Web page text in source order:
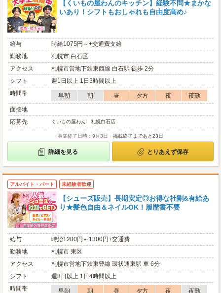
【くいもの屋わんのキッチン】経験不問★まかな
いあり！シフトもおしゃれも自由度高め♪
給与
時給1075円～+交通費支給
勤務地
札幌市 白石区
アクセス
札幌市営地下鉄東西線 白石駅 徒歩 2分
シフト
週1日以上 1日3時間以上
時間帯
早朝 朝 昼 夕方 夜
夜勤
面接地
応募先
くいもの屋わん 札幌白石店
募集終了日時：9月3日 掲載終了まであと23日
詳細を見る とりあえず保存
アルバイト・パート 未経験者歓迎
【シューズ販売】長期安定◎お得な社割&有給あ
り★髪色自由＆ネイルOK！履歴書不要
給与
時給1200円～1300円+交通費
勤務地
札幌市 東区
アクセス
札幌市営地下鉄東豊線 環状通東駅 車 6分
シフト
週3日以上 1日4時間以上
時間帯
早朝 朝 昼 夕方 夜 夜勤